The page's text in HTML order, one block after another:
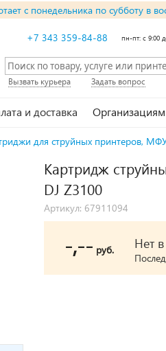
с понедельника по субботу в
+7 343 359-84-88 пн-пт: с 9:00
Вызвать курьера Задать вопрос
и доставка Организациям
для струйных принтеров,
Картридж
DJ Z3100
Артикул: 67911094
-,-- руб. Нет